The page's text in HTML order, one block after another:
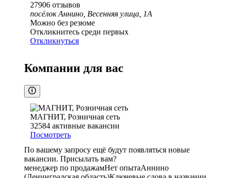
27906 отзывов
посёлок Аннино, Весенняя улица, 1А
Можно без резюме
Откликнитесь среди первых
Откликнуться
Компании для вас
МАГНИТ, Розничная сеть
32584 активные вакансии
Посмотреть
По вашему запросу ещё будут появляться новые
вакансии. Присылать вам?
менеджер по продажамНет опытаАннино